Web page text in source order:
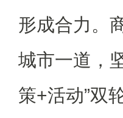
形成合力。
城市一道，
策+活动”双